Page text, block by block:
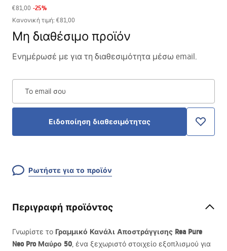
€81,00 -25%
Κανονική τιμή: €81,00
Μη διαθέσιμο προϊόν
Ενημέρωσέ με για τη διαθεσιμότητα μέσω email.
Το email σου
Ειδοποίηση διαθεσιμότητας
Ρωτήστε για το προϊόν
Περιγραφή προϊόντος
Γνωρίστε το Γραμμικό Κανάλι Αποστράγγισης Rea Pure
Neo Pro Μαύρο 50, ένα ξεχωριστό στοιχείο εξοπλισμού για